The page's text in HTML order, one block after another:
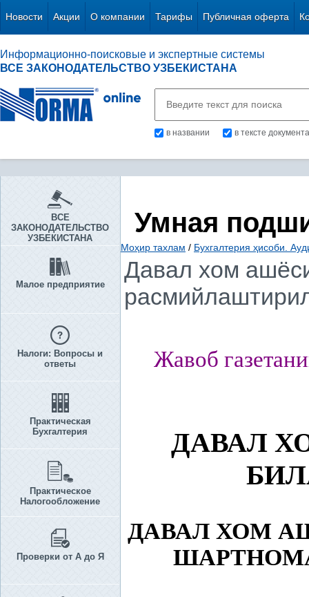
Новости Акции О компании Тарифы Публичная оферта
Информационно-поисковые и экспертные системы
ВСЕ ЗАКОНОДАТЕЛЬСТВО УЗБЕКИСТАНА
в названии в тексте документа
ВСЕ
ЗАКОНОДАТЕЛЬСТВО
УЗБЕКИСТАНА
Малое предприятие
Налоги: Вопросы и
ответы
Практическая
Бухгалтерия
Практическое
Налогообложение
Проверки от А до Я
Умная
Моҳир тахлам / Бухгалтерия ҳисоби.
Давал хом
Жавоб
ДАВАЛ
ДАВАЛ ХОМ